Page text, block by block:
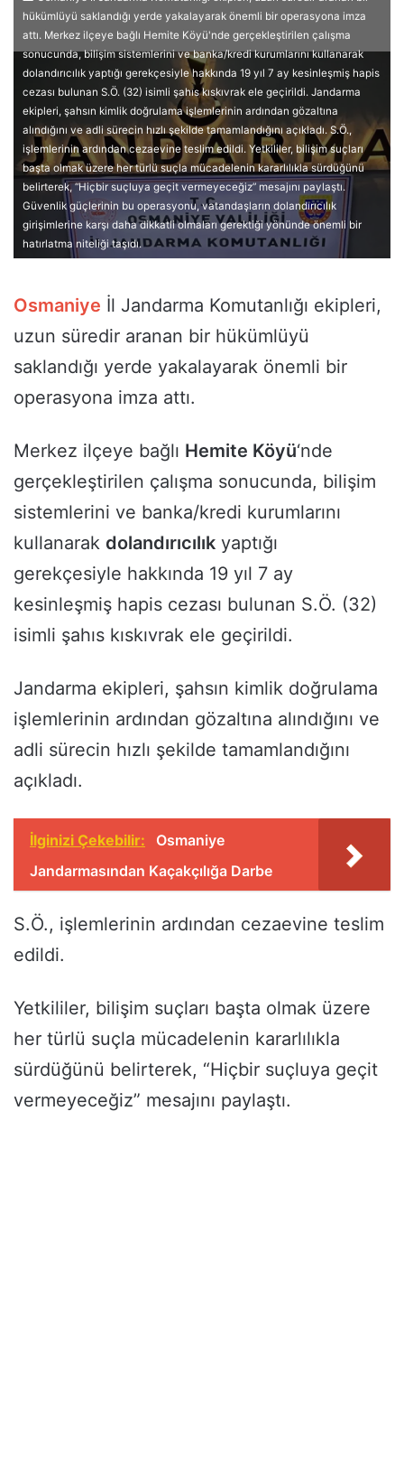
hükümlüyü saklandığı yerde yakalayarak önemli bir operasyona imza
attı. Merkez ilçeye bağlı Hemite Köyü'nde gerçekleştirilen çalışma
sonucunda, bilişim sistemlerini ve banka/kredi kurumlarını kullanarak
dolandırıcılık yaptığı gerekçesiyle hakkında 19 yıl 7 ay kesinleşmiş hapis
cezası bulunan S.Ö. (32) isimli şahıs kıskıvrak ele geçirildi. Jandarma
ekipleri, şahsın kimlik doğrulama işlemlerinin ardından gözaltına
alındığını ve adli sürecin hızlı şekilde tamamlandığını açıkladı. S.Ö.,
işlemlerinin ardından cezaevine teslim edildi. Yetkililer, bilişim suçları
başta olmak üzere her türlü suçla mücadelenin kararlılıkla sürdüğünü
belirterek, “Hiçbir suçluya geçit vermeyeceğiz” mesajını paylaştı.
Güvenlik güçlerinin bu operasyonu, vatandaşların dolandırıcılık
girişimlerine karşı daha dikkatli olmaları gerektiği yönünde önemli bir
hatırlatma niteliği taşıdı.
Osmaniye İl Jandarma Komutanlığı ekipleri,
uzun süredir aranan bir hükümlüyü
saklandığı yerde yakalayarak önemli bir
operasyona imza attı.
Merkez ilçeye bağlı Hemite Köyü‘nde
gerçekleştirilen çalışma sonucunda, bilişim
sistemlerini ve banka/kredi kurumlarını
kullanarak dolandırıcılık yaptığı
gerekçesiyle hakkında 19 yıl 7 ay
kesinleşmiş hapis cezası bulunan S.Ö. (32)
isimli şahıs kıskıvrak ele geçirildi.
Jandarma ekipleri, şahsın kimlik doğrulama
işlemlerinin ardından gözaltına alındığını ve
adli sürecin hızlı şekilde tamamlandığını
açıkladı.
İlginizi Çekebilir:
Osmaniye
Jandarmasından Kaçakçılığa Darbe
S.Ö., işlemlerinin ardından cezaevine teslim
edildi.
Yetkililer, bilişim suçları başta olmak üzere
her türlü suçla mücadelenin kararlılıkla
sürdüğünü belirterek, “Hiçbir suçluya geçit
vermeyeceğiz” mesajını paylaştı.